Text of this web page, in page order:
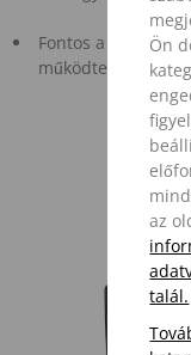
Ön
az
talál.
Fontos a
működtetés